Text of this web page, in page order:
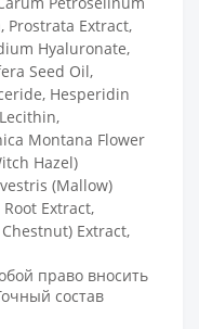
Prostrata Extract,
Hyaluronate,
Seed Oil,
Hesperidin
Montana Flower
Hazel)
(Mallow)
Extract,
Extract,
право вносить
состав